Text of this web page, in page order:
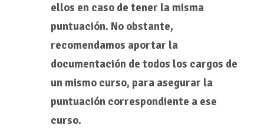
ellos en caso de tener la misma
puntuación. No obstante,
recomendamos aportar la
documentación de todos los cargos de
un mismo curso, para asegurar la
puntuación correspondiente a ese
curso.